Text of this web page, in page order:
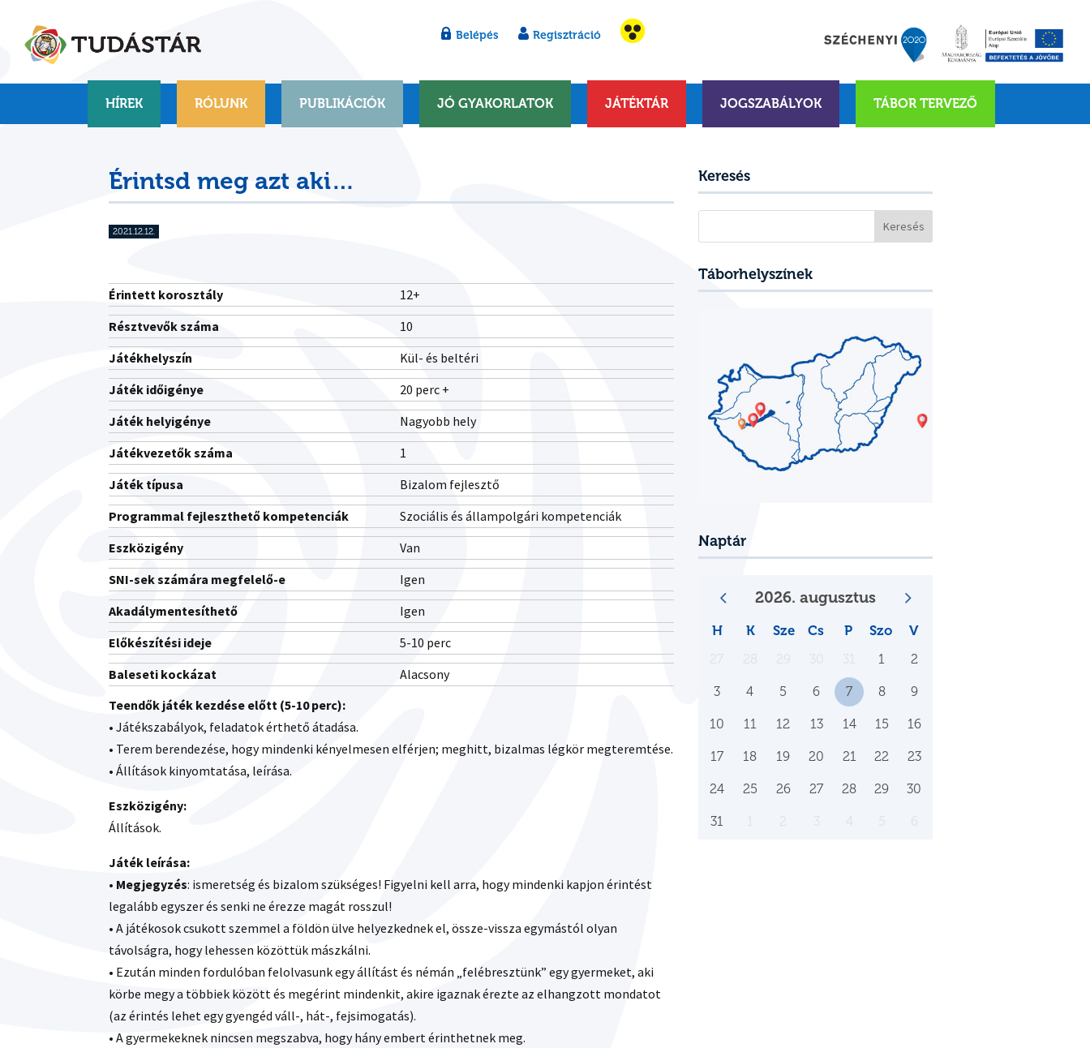
content
Belépés Regisztráció
HÍREK RÓLUNK PUBLIKÁCIÓK JÓ GYAKORLATOK JÁTÉKTÁR JOGSZABÁLYOK TÁBOR TERVEZŐ
Érintsd meg azt aki…
2021.12.12.
Érintett korosztály
12+
Résztvevők száma
10
Játékhelyszín
Kül- és beltéri
Játék időigénye
20 perc +
Játék helyigénye
Nagyobb hely
Játékvezetők száma
1
Játék típusa
Bizalom fejlesztő
Programmal fejleszthető kompetenciák
Szociális és állampolgári kompetenciák
Eszközigény
Van
SNI-sek számára megfelelő-e
Igen
Akadálymentesíthető
Igen
Előkészítési ideje
5-10 perc
Baleseti kockázat
Alacsony
Teendők játék kezdése előtt (5-10 perc):
• Játékszabályok, feladatok érthető átadása.
• Terem berendezése, hogy mindenki kényelmesen elférjen; meghitt, bizalmas légkör megteremtése.
• Állítások kinyomtatása, leírása.
Eszközigény:
Állítások.
Játék leírása:
• Megjegyzés: ismeretség és bizalom szükséges! Figyelni kell arra, hogy mindenki kapjon érintést
legalább egyszer és senki ne érezze magát rosszul!
• A játékosok csukott szemmel a földön ülve helyezkednek el, össze-vissza egymástól olyan
távolságra, hogy lehessen közöttük mászkálni.
• Ezután minden fordulóban felolvasunk egy állítást és némán „felébresztünk” egy gyermeket, aki
körbe megy a többiek között és megérint mindenkit, akire igaznak érezte az elhangzott mondatot
(az érintés lehet egy gyengéd váll-, hát-, fejsimogatás).
• A gyermekeknek nincsen megszabva, hogy hány embert érinthetnek meg.
Keresés
Táborhelyszínek
Naptár
2026. augusztus
H K Sze Cs P Szo V
1 2
3 4 5 6 7 8 9
10 11 12 13 14 15 16
17 18 19 20 21 22 23
24 25 26 27 28 29 30
31